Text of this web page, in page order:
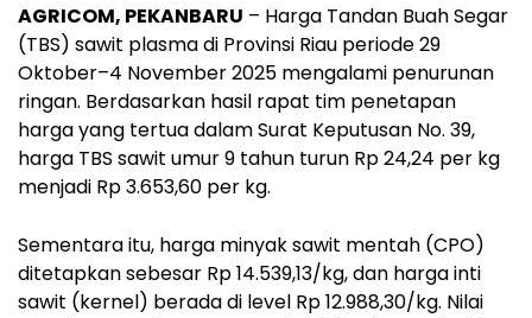
AGRICOM, PEKANBARU – Harga Tandan Buah Segar
(TBS) sawit plasma di Provinsi Riau periode 29
Oktober–4 November 2025 mengalami penurunan
ringan. Berdasarkan hasil rapat tim penetapan
harga yang tertua dalam Surat Keputusan No. 39,
harga TBS sawit umur 9 tahun turun Rp 24,24 per kg
menjadi Rp 3.653,60 per kg.
Sementara itu, harga minyak sawit mentah (CPO)
ditetapkan sebesar Rp 14.539,13/kg, dan harga inti
sawit (kernel) berada di level Rp 12.988,30/kg. Nilai